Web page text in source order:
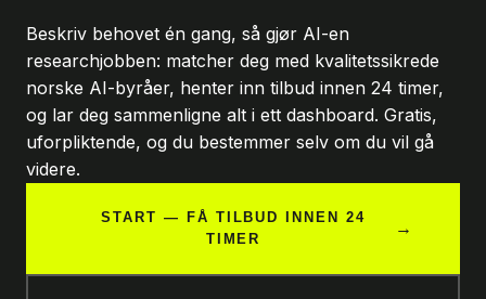
Beskriv behovet én gang, så gjør AI-en
researchjobben: matcher deg med kvalitetssikrede
norske AI-byråer, henter inn tilbud innen 24 timer,
og lar deg sammenligne alt i ett dashboard. Gratis,
uforpliktende, og du bestemmer selv om du vil gå
videre.
START — FÅ TILBUD INNEN 24
TIMER
→